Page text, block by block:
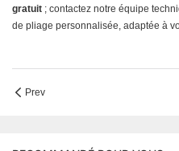
gratuit ; contactez notre équipe
de pliage personnalisée, adaptée à
Prev